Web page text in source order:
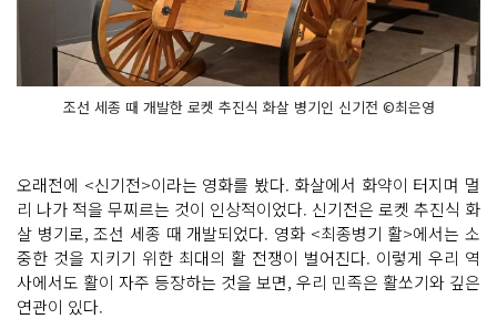
조선 세종 때 개발한 로켓 추진식 화살 병기인 신기전 ©최은영
오래전에 <신기전>이라는 영화를 봤다. 화살에서 화약이 터지며 멀
리 나가 적을 무찌르는 것이 인상적이었다. 신기전은 로켓 추진식 화
살 병기로, 조선 세종 때 개발되었다. 영화 <최종병기 활>에서는 소
중한 것을 지키기 위한 최대의 활 전쟁이 벌어진다. 이렇게 우리 역
사에서도 활이 자주 등장하는 것을 보면, 우리 민족은 활쏘기와 깊은
연관이 있다.